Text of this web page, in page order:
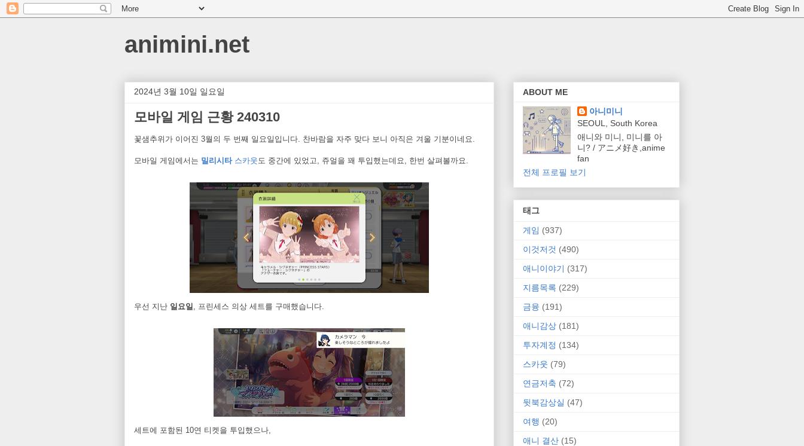
animini.net
2024년 3월 10일 일요일
모바일 게임 근황 240310
꽃샘추위가 이어진 3월의 두 번째 일요일입니다. 찬바람을 자주 맞다 보니 아직은 겨울 기분이네요.
모바일 게임에서는 밀리시타스카웃도 중간에 있었고, 쥬얼을 꽤 투입했는데요, 한번 살펴볼까요.
우선 지난 일요일, 프린세스 의상 세트를 구매했습니다.
세트에 포함된 10연 티켓을 투입했으나,
ABOUT ME
아니미니
SEOUL, South Korea
애니와 미니, 미니를 아
니? / アニメ好き,anime
fan
전체 프로필 보기
태그
게임 (937)
이것저것 (490)
애니이야기 (317)
지름목록 (229)
금융 (191)
애니감상 (181)
투자계정 (134)
스카웃 (79)
연금저축 (72)
뒷북감상실 (47)
여행 (20)
애니 결산 (15)